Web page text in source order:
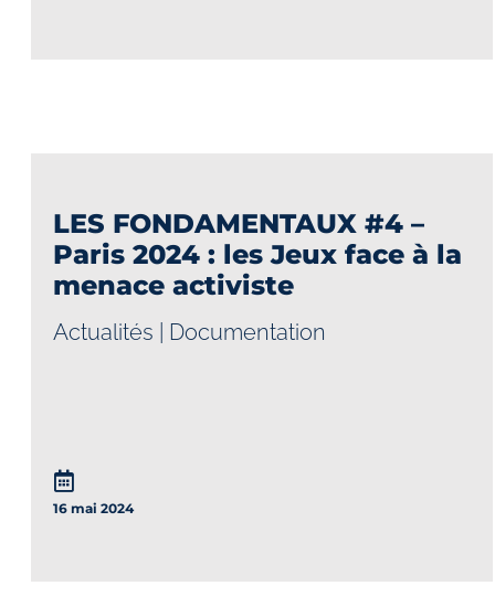
LES FONDAMENTAUX #4 –
Paris 2024 : les Jeux face à la
menace activiste
Actualités Documentation
16 mai 2024